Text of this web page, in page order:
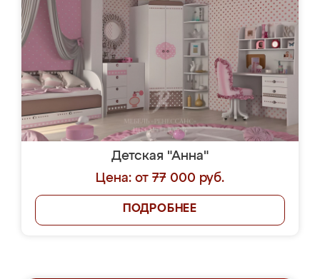
Детская "Анна"
Цена: от 77 000 руб.
ПОДРОБНЕЕ